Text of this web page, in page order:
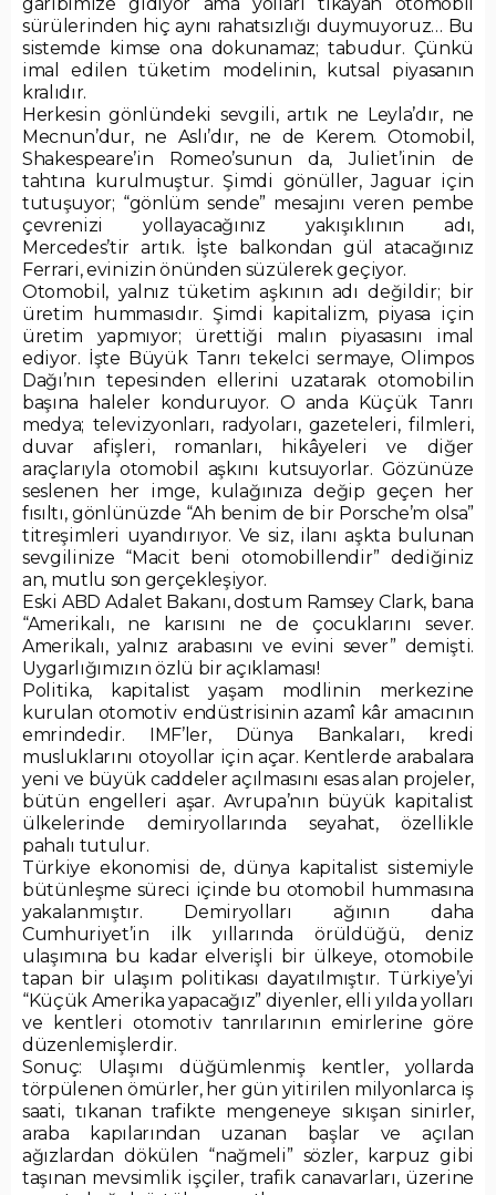
sürülerinden hiç aynı rahatsızlığı duymuyoruz… Bu
sistemde kimse ona dokunamaz; tabudur. Çünkü
imal edilen tüketim modelinin, kutsal piyasanın
kralıdır.
Herkesin gönlündeki sevgili, artık ne Leyla’dır, ne
Mecnun’dur, ne Aslı’dır, ne de Kerem. Otomobil,
Shakespeare’in Romeo’sunun da, Juliet’inin de
tahtına kurulmuştur. Şimdi gönüller, Jaguar için
tutuşuyor; “gönlüm sende” mesajını veren pembe
çevrenizi yollayacağınız yakışıklının adı,
Mercedes’tir artık. İşte balkondan gül atacağınız
Ferrari, evinizin önünden süzülerek geçiyor.
Otomobil, yalnız tüketim aşkının adı değildir; bir
üretim hummasıdır. Şimdi kapitalizm, piyasa için
üretim yapmıyor; ürettiği malın piyasasını imal
ediyor. İşte Büyük Tanrı tekelci sermaye, Olimpos
Dağı’nın tepesinden ellerini uzatarak otomobilin
başına haleler konduruyor. O anda Küçük Tanrı
medya; televizyonları, radyoları, gazeteleri, filmleri,
duvar afişleri, romanları, hikâyeleri ve diğer
araçlarıyla otomobil aşkını kutsuyorlar. Gözünüze
seslenen her imge, kulağınıza değip geçen her
fısıltı, gönlünüzde “Ah benim de bir Porsche’m olsa”
titreşimleri uyandırıyor. Ve siz, ilanı aşkta bulunan
sevgilinize “Macit beni otomobillendir” dediğiniz
an, mutlu son gerçekleşiyor.
Eski ABD Adalet Bakanı, dostum Ramsey Clark, bana
“Amerikalı, ne karısını ne de çocuklarını sever.
Amerikalı, yalnız arabasını ve evini sever” demişti.
Uygarlığımızın özlü bir açıklaması!
Politika, kapitalist yaşam modlinin merkezine
kurulan otomotiv endüstrisinin azamî kâr amacının
emrindedir. IMF’ler, Dünya Bankaları, kredi
musluklarını otoyollar için açar. Kentlerde arabalara
yeni ve büyük caddeler açılmasını esas alan projeler,
bütün engelleri aşar. Avrupa’nın büyük kapitalist
ülkelerinde demiryollarında seyahat, özellikle
pahalı tutulur.
Türkiye ekonomisi de, dünya kapitalist sistemiyle
bütünleşme süreci içinde bu otomobil hummasına
yakalanmıştır. Demiryolları ağının daha
Cumhuriyet’in ilk yıllarında örüldüğü, deniz
ulaşımına bu kadar elverişli bir ülkeye, otomobile
tapan bir ulaşım politikası dayatılmıştır. Türkiye’yi
“Küçük Amerika yapacağız” diyenler, elli yılda yolları
ve kentleri otomotiv tanrılarının emirlerine göre
düzenlemişlerdir.
Sonuç: Ulaşımı düğümlenmiş kentler, yollarda
törpülenen ömürler, her gün yitirilen milyonlarca iş
saati, tıkanan trafikte mengeneye sıkışan sinirler,
araba kapılarından uzanan başlar ve açılan
ağızlardan dökülen “nağmeli” sözler, karpuz gibi
taşınan mevsimlik işçiler, trafik canavarları, üzerine